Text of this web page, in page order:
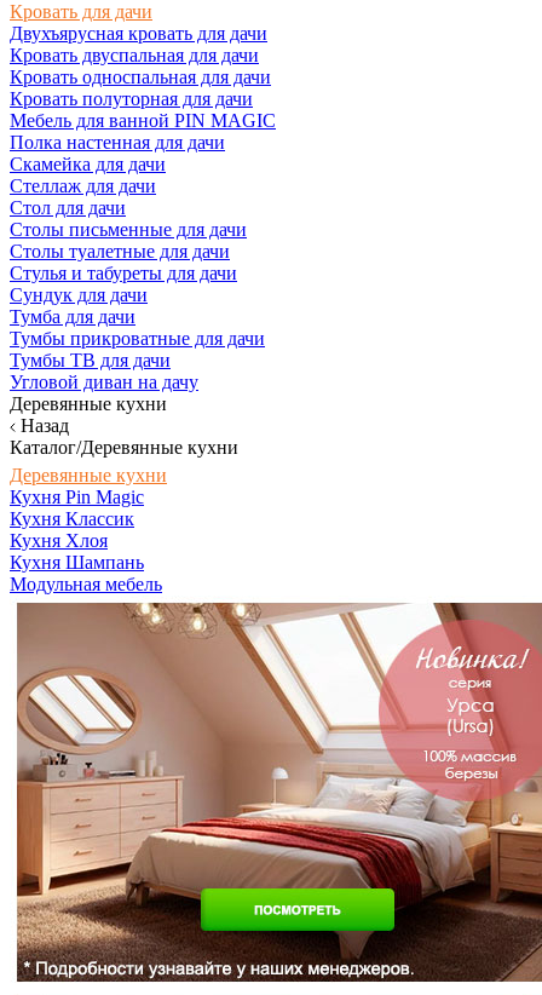
Кровать для дачи
Двухъярусная кровать для дачи
Кровать двуспальная для дачи
Кровать односпальная для дачи
Кровать полуторная для дачи
Мебель для ванной PIN MAGIC
Полка настенная для дачи
Скамейка для дачи
Стеллаж для дачи
Стол для дачи
Столы письменные для дачи
Столы туалетные для дачи
Стулья и табуреты для дачи
Сундук для дачи
Тумба для дачи
Тумбы прикроватные для дачи
Тумбы ТВ для дачи
Угловой диван на дачу
Деревянные кухни
Назад
Каталог/Деревянные кухни
Деревянные кухни
Кухня Pin Magic
Кухня Классик
Кухня Хлоя
Кухня Шампань
Модульная мебель